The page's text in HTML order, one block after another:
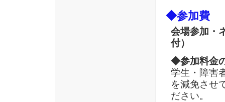
◆参加費
会場参加・
付）
◆参加料金
学生・障害
を減免させ
ださい。